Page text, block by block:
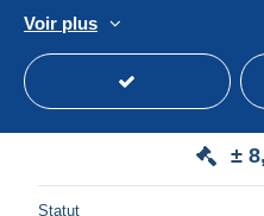
CP publicitaire Ionyl
±
Statut
Voir plus